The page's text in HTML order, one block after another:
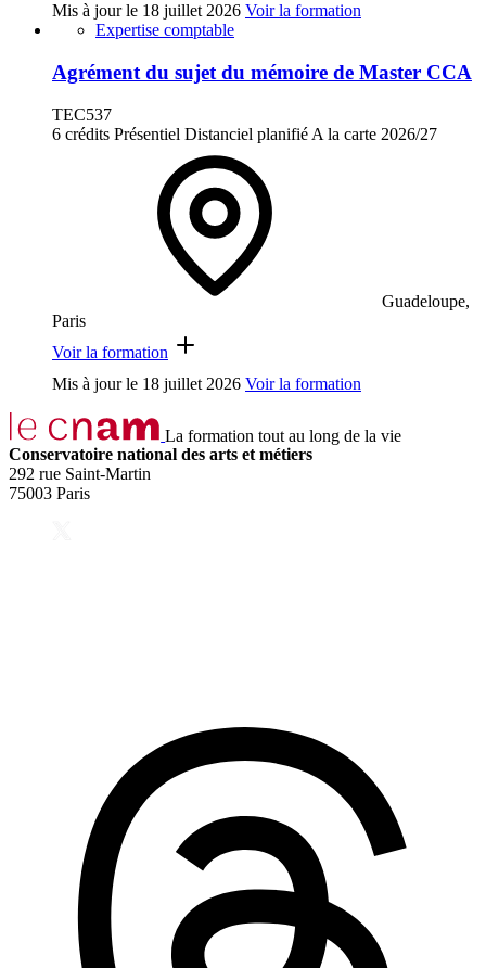
Mis à jour le 18 juillet 2026 Voir la formation
Expertise comptable
Agrément du sujet du mémoire de Master CCA
TEC537
6 crédits Présentiel Distanciel planifié A la carte 2026/27
Guadeloupe,
Paris
Voir la formation
Mis à jour le 18 juillet 2026 Voir la formation
La formation tout au long de la vie
Conservatoire national des arts et métiers
292 rue Saint-Martin
75003 Paris